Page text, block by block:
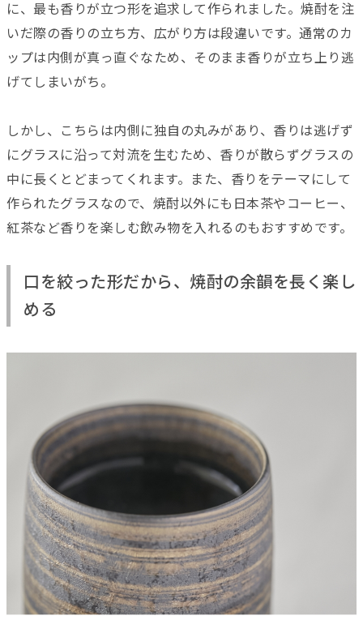
に、最も香りが立つ形を追求して作られました。焼酎を注
いだ際の香りの立ち方、広がり方は段違いです。通常のカ
ップは内側が真っ直ぐなため、そのまま香りが立ち上り逃
げてしまいがち。
しかし、こちらは内側に独自の丸みがあり、香りは逃げず
にグラスに沿って対流を生むため、香りが散らずグラスの
中に長くとどまってくれます。また、香りをテーマにして
作られたグラスなので、焼酎以外にも日本茶やコーヒー、
紅茶など香りを楽しむ飲み物を入れるのもおすすめです。
口を絞った形だから、焼酎の余韻を長く楽し
める